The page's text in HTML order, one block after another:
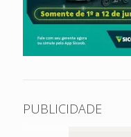
PUBLICIDADE